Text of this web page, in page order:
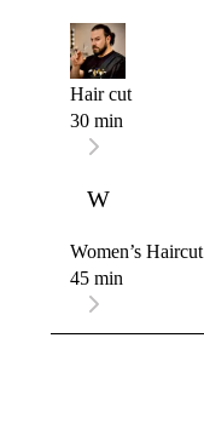
Hair cut
30 min
W
Women’s Haircut
45 min